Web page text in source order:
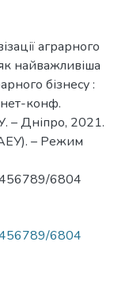
аграрного
найважливіша
бізнесу :
конф.
– Дніпро, 2021.
– Режим
6804
6804